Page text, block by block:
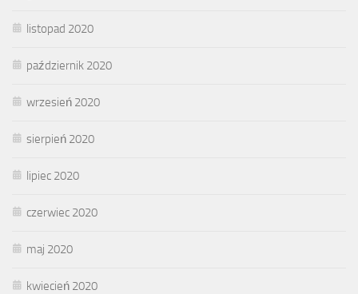
listopad 2020
październik 2020
wrzesień 2020
sierpień 2020
lipiec 2020
czerwiec 2020
maj 2020
kwiecień 2020